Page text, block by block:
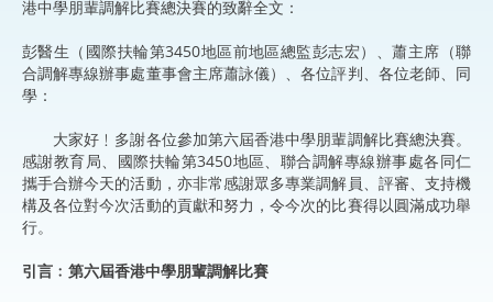
港中學朋輩調解比賽總決賽的致辭全文：
彭醫生（國際扶輪第3450地區前地區總監彭志宏）、蕭主席（聯
合調解專線辦事處董事會主席蕭詠儀）、各位評判、各位老師、同
學：
大家好﹗多謝各位參加第六屆香港中學朋輩調解比賽總決賽。
感謝教育局、國際扶輪第3450地區、聯合調解專線辦事處各同仁
攜手合辦今天的活動，亦非常感謝眾多專業調解員、評審、支持機
構及各位對今次活動的貢獻和努力，令今次的比賽得以圓滿成功舉
行。
引言﹕第六屆香港中學朋輩調解比賽